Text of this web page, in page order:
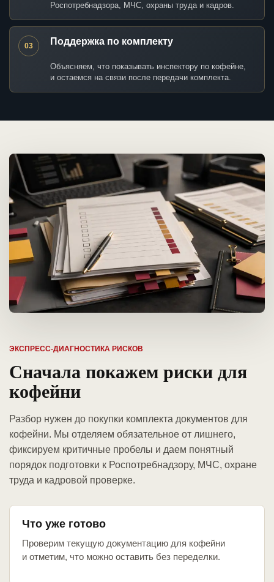
Роспотребнадзора, МЧС, охраны труда и кадров.
03 Поддержка по комплекту
Объясняем, что показывать инспектору по кофейне,
и остаемся на связи после передачи комплекта.
ЭКСПРЕСС-ДИАГНОСТИКА РИСКОВ
Сначала покажем риски для
кофейни
Разбор нужен до покупки комплекта документов для
кофейни. Мы отделяем обязательное от лишнего,
фиксируем критичные пробелы и даем понятный
порядок подготовки к Роспотребнадзору, МЧС, охране
труда и кадровой проверке.
Что уже готово
Проверим текущую документацию для кофейни
и отметим, что можно оставить без переделки.